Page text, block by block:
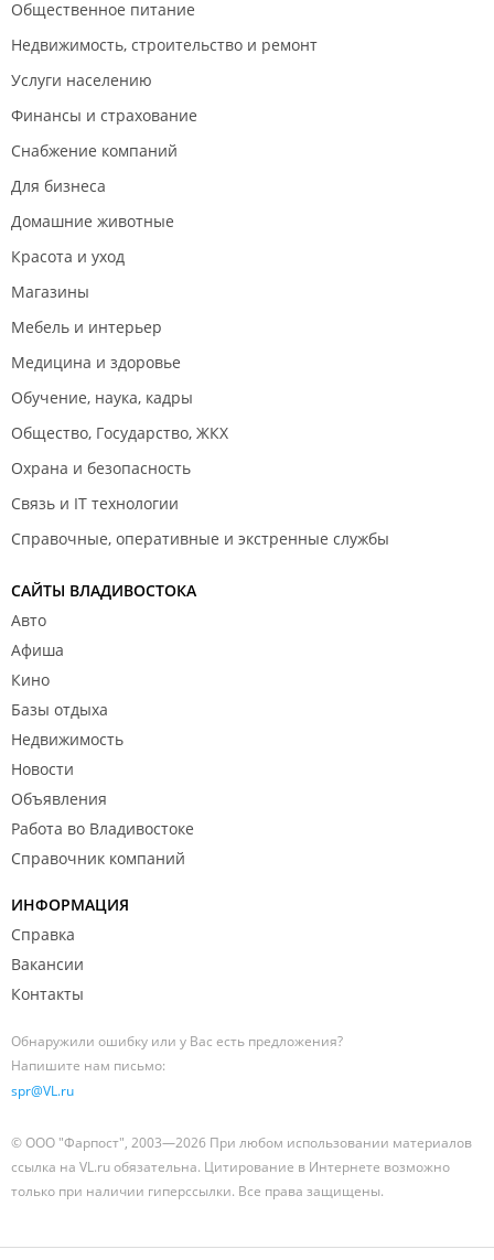
Общественное питание
Недвижимость, строительство и ремонт
Услуги населению
Финансы и страхование
Снабжение компаний
Для бизнеса
Домашние животные
Красота и уход
Магазины
Мебель и интерьер
Медицина и здоровье
Обучение, наука, кадры
Общество, Государство, ЖКХ
Охрана и безопасность
Связь и IT технологии
Справочные, оперативные и экстренные службы
САЙТЫ ВЛАДИВОСТОКА
Авто
Афиша
Кино
Базы отдыха
Недвижимость
Новости
Объявления
Работа во Владивостоке
Справочник компаний
ИНФОРМАЦИЯ
Справка
Вакансии
Контакты
Обнаружили ошибку или у Вас есть предложения?
Напишите нам письмо:
spr@VL.ru
© ООО "Фарпост", 2003—2026 При любом использовании материалов
ссылка на VL.ru обязательна. Цитирование в Интернете возможно
только при наличии гиперссылки. Все права защищены.